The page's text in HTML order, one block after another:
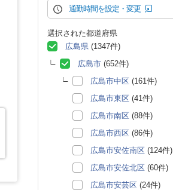
通勤時間を設定・変更
選択された都道府県
広島県 (1347件)
広島市 (652件)
広島市中区 (161件)
広島市東区 (41件)
広島市南区 (88件)
広島市西区 (86件)
広島市安佐南区 (124件)
広島市安佐北区 (60件)
広島市安芸区 (24件)